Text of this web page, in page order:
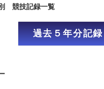
競技記録一覧
過去５年分記録